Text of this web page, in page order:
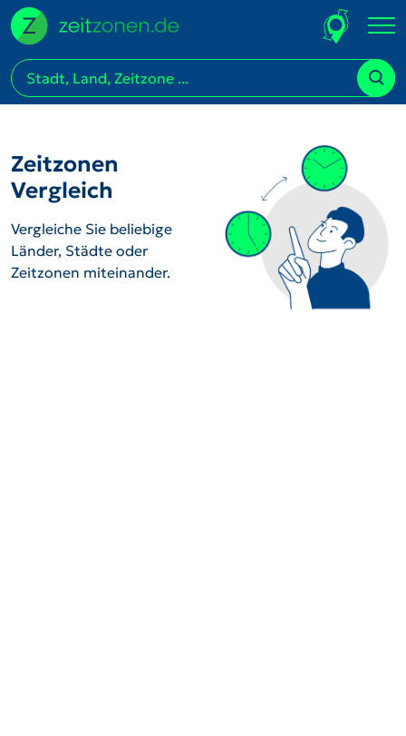
Zeitzonen
Vergleich
Vergleiche Sie beliebige
Länder, Städte oder
Zeitzonen miteinander.